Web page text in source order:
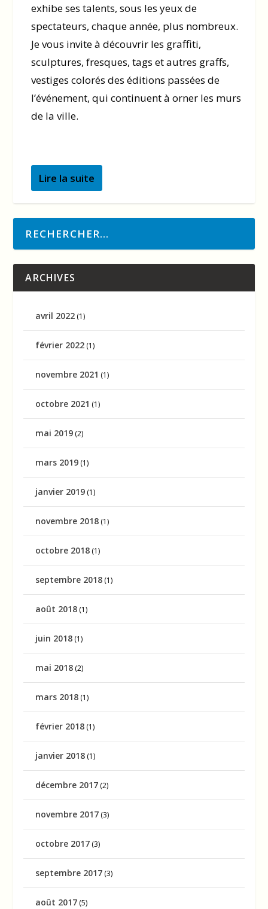
exhibe ses talents, sous les yeux de
spectateurs, chaque année, plus nombreux.
Je vous invite à découvrir les graffiti,
sculptures, fresques, tags et autres graffs,
vestiges colorés des éditions passées de
l’événement, qui continuent à orner les murs
de la ville.
Lire la suite
ARCHIVES
avril 2022 (1)
février 2022 (1)
novembre 2021 (1)
octobre 2021 (1)
mai 2019 (2)
mars 2019 (1)
janvier 2019 (1)
novembre 2018 (1)
octobre 2018 (1)
septembre 2018 (1)
août 2018 (1)
juin 2018 (1)
mai 2018 (2)
mars 2018 (1)
février 2018 (1)
janvier 2018 (1)
décembre 2017 (2)
novembre 2017 (3)
octobre 2017 (3)
septembre 2017 (3)
août 2017 (5)